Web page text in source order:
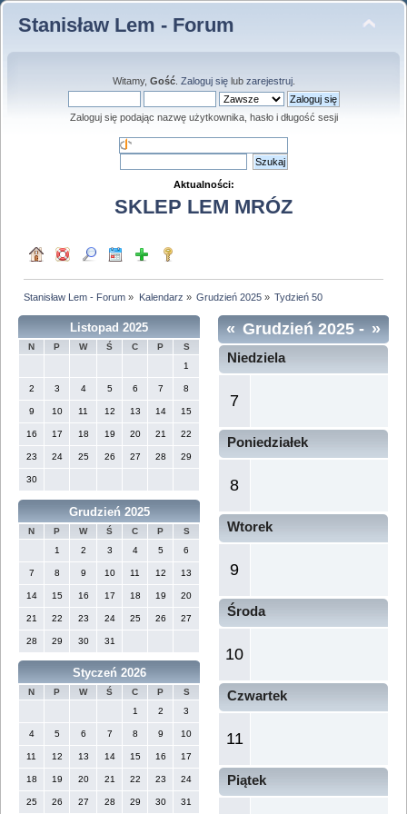
Stanisław Lem - Forum
Witamy, Gość. Zaloguj sięlub zarejestruj.
Zaloguj się podając nazwę użytkownika, hasło i długość sesji
Aktualności:
SKLEP LEM MRÓZ
Stanisław Lem - Forum » Kalendarz » Grudzień 2025» Tydzień 50
Listopad 2025
N P W Ś C P
S
1
2 3 4 5 6 7 8
9 10 11 12 13 14 15
16 17 18 19 20 21 22
23 24 25 26 27 28 29
30
Grudzień 2025
N P W Ś C P
S
1
2 3 4 5 6
7 8 9 10 11 12 13
14 15 16 17 18 19 20
21 22 23 24 25 26 27
28 29 30 31
Styczeń 2026
N P W Ś C P
S
1
2 3
4 5 6 7 8 9 10
11 12 13 14 15 16 17
18 19 20 21 22 23 24
25 26 27 28 29 30 31
« »
Grudzień 2025-
Tydzień 50
Niedziela
7
Poniedziałek
8
Wtorek
9
Środa
10
Czwartek
11
Piątek